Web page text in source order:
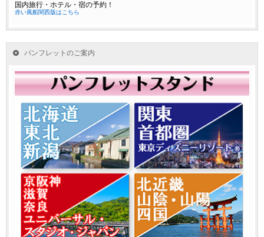
国内旅行・ホテル・宿の予約！
赤い風船関西版はこちら
パンフレットのご案内